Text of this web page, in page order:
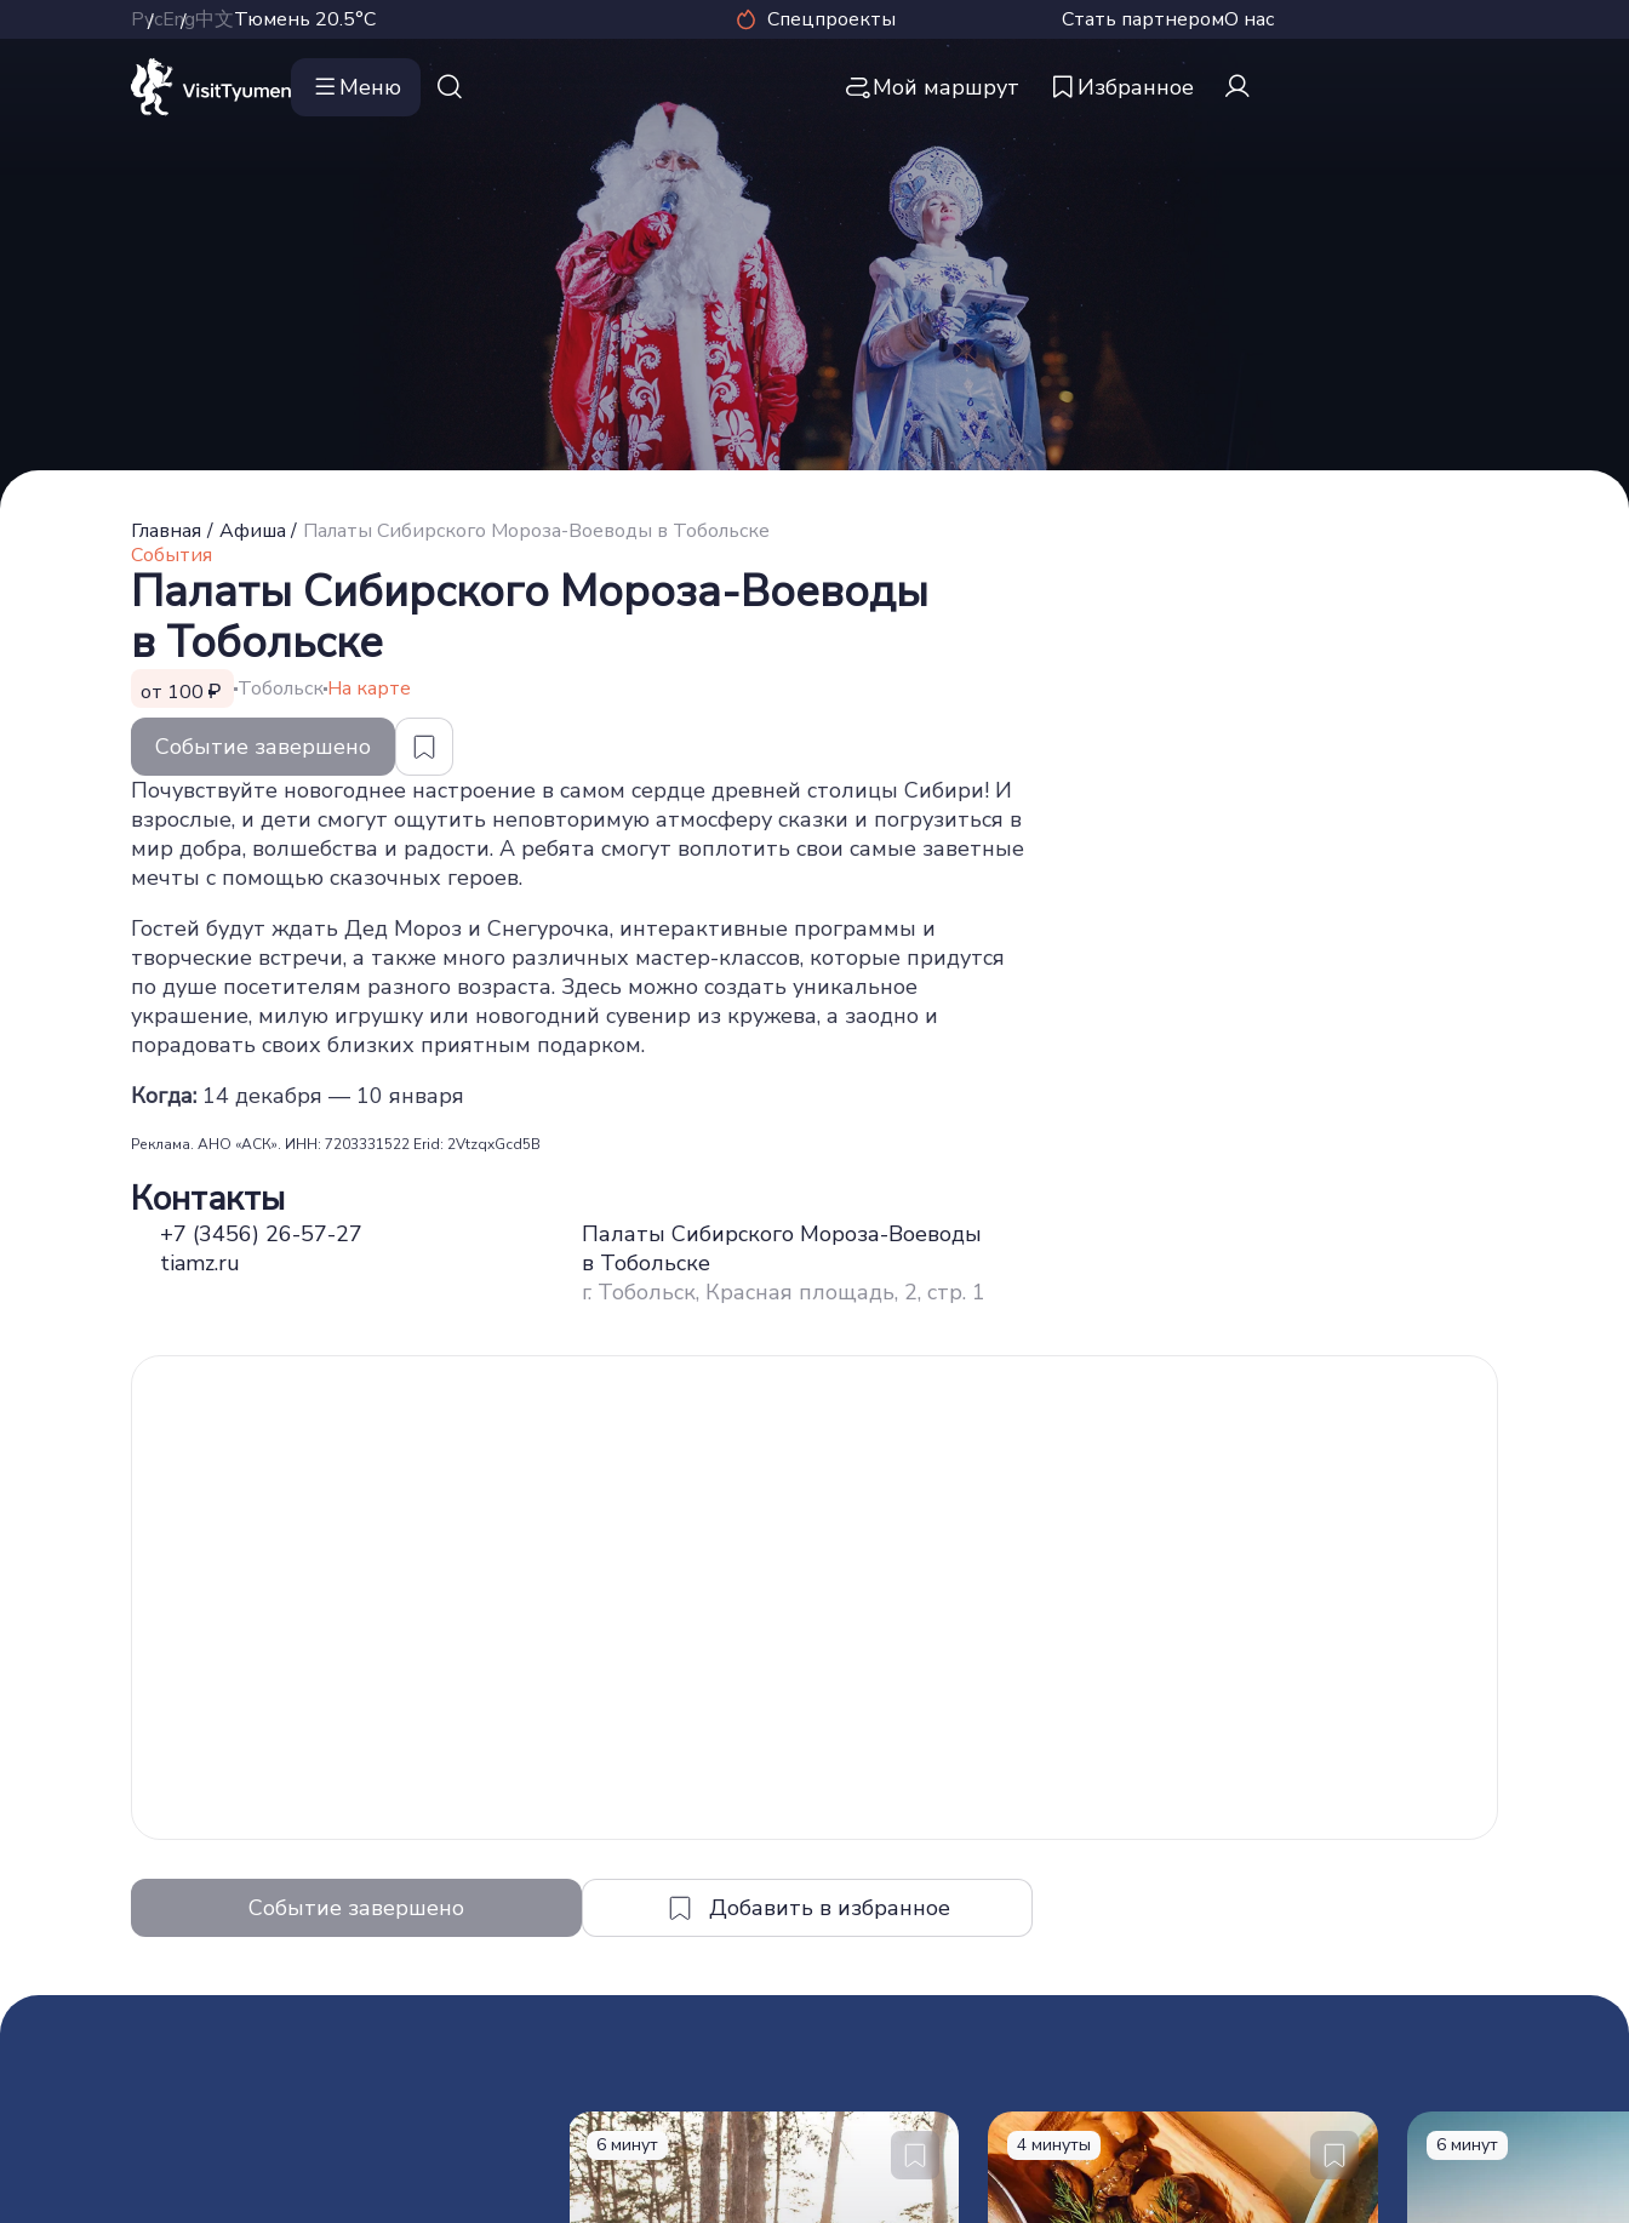
РусEng中文Тюмень 20.5°C Спецпроекты Стать партнеромО нас
Меню Мой маршрут Избранное
Главная / Афиша / Палаты Сибирского Мороза-Воеводы в Тобольске
События
Палаты Сибирского Мороза-Воеводы
в Тобольске
от 100 ТобольскНа карте
Событие завершено
Почувствуйте новогоднее настроение в самом сердце древней столицы Сибири! И
взрослые, и дети смогут ощутить неповторимую атмосферу сказки и погрузиться в
мир добра, волшебства и радости. А ребята смогут воплотить свои самые заветные
мечты с помощью сказочных героев.
Гостей будут ждать Дед Мороз и Снегурочка, интерактивные программы и
творческие встречи, а также много различных мастер-классов, которые придутся
по душе посетителям разного возраста. Здесь можно создать уникальное
украшение, милую игрушку или новогодний сувенир из кружева, а заодно и
порадовать своих близких приятным подарком.
Когда: 14 декабря — 10 января
Реклама. АНО «АСК». ИНН: 7203331522 Erid: 2VtzqxGcd5B
Контакты
+7 (3456) 26-57-27
tiamz.ru
Палаты Сибирского Мороза-Воеводы
в Тобольске
г. Тобольск, Красная площадь, 2, стр. 1
Событие завершено
6 минут 4 минуты 6 минут